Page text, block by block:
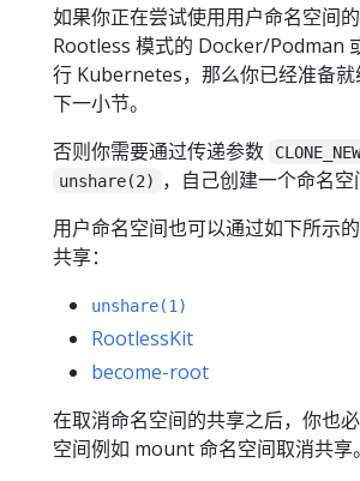
如果你正在尝试使用用户命名空间
Rootless 模式的 Docker/Podman
行 Kubernetes，那么你已经准备
下一小节。
否则你需要通过传递参数
unshare(2)
，自己创建一个命名空
用户命名空间也可以通过如下所示
共享：
unshare(1)
RootlessKit
become-root
在取消命名空间的共享之后，你也
空间例如 mount 命名空间取消共享。